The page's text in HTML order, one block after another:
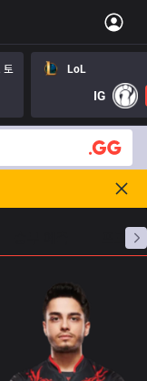
LoL
IG
프로빌